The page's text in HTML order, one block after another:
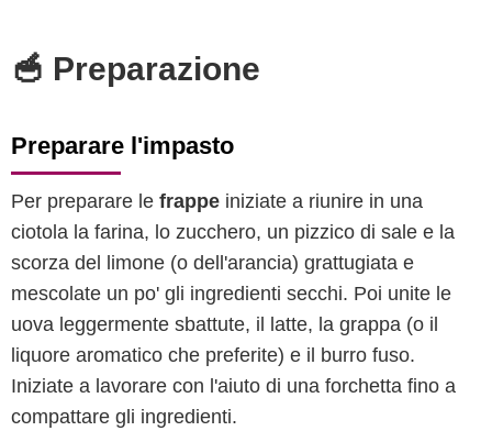
🥣 Preparazione
Preparare l'impasto
Per preparare le frappe iniziate a riunire in una
ciotola la farina, lo zucchero, un pizzico di sale e la
scorza del limone (o dell'arancia) grattugiata e
mescolate un po' gli ingredienti secchi. Poi unite le
uova leggermente sbattute, il latte, la grappa (o il
liquore aromatico che preferite) e il burro fuso.
Iniziate a lavorare con l'aiuto di una forchetta fino a
compattare gli ingredienti.